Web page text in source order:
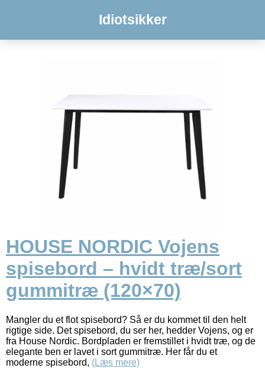
Idiotsikker
HOUSE NORDIC Vojens
spisebord – hvidt træ/sort
gummitræ (120×70)
Mangler du et flot spisebord? Så er du kommet til den helt
rigtige side. Det spisebord, du ser her, hedder Vojens, og er
fra House Nordic. Bordpladen er fremstillet i hvidt træ, og de
elegante ben er lavet i sort gummitræ. Her får du et
moderne spisebord, (Læs mere)